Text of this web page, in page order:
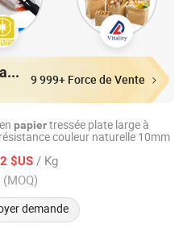
Meilleures ventes Exposants 9 999+ Force de Vente
papiertressée plate large à
couleur naturelle 10mm
$US / Kg
(MOQ)
demande
Processing Factory
Depuis 2026